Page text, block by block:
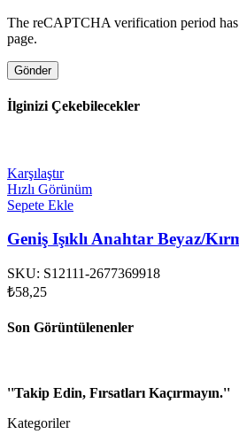
The reCAPTCHA verification period has
page.
İlginizi Çekebilecekler
Karşılaştır
Hızlı Görünüm
Sepete Ekle
Geniş Işıklı Anahtar Beyaz/
SKU: S12111-2677369918
₺58,25
Son Görüntülenenler
''Takip Edin, Fırsatları Kaçırmayın.''
Kategoriler